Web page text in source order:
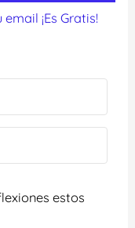
¡Es Gratis!
estos